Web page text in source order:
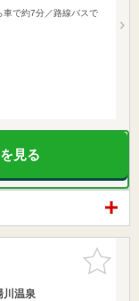
車で約7分／路線バスで
見る
お気に入
りに追加
川温泉